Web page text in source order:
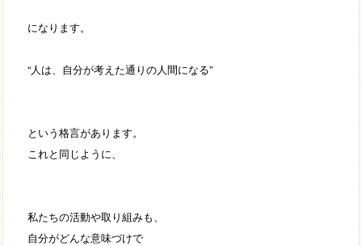
になります。
“人は、自分が考えた通りの人間になる”
という格言があります。
これと同じように、
私たちの活動や取り組みも、
自分がどんな意味づけで